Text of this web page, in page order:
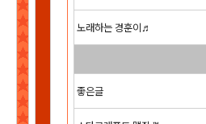
노래하는 경훈이♬
좋은글